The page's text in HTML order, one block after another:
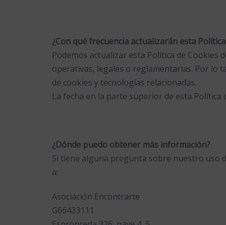
¿Con qué frecuencia actualizarán esta
Podemos actualizar esta Política de
operativas, legales o reglamentarias. Por lo
de cookies y tecnologías relacionadas.
La fecha en la parte superior de esta
¿Dónde puedo obtener más información?
Si tiene alguna pregunta sobre nuestro uso
a:
Asociación Encontrarte
G66433111